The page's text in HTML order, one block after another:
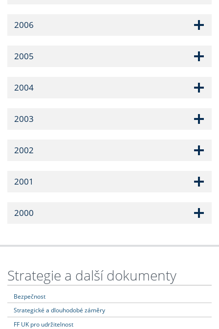
2006
2005
2004
2003
2002
2001
2000
Strategie a další dokumenty
Bezpečnost
Strategické a dlouhodobé záměry
FF UK pro udržitelnost